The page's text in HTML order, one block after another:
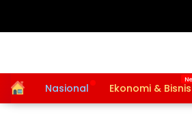
HomeNasional Ekonomi & Bisnis